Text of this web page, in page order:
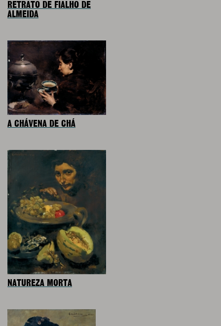
RETRATO DE FIALHO DE
ALMEIDA
A CHÁVENA DE CHÁ
NATUREZA MORTA